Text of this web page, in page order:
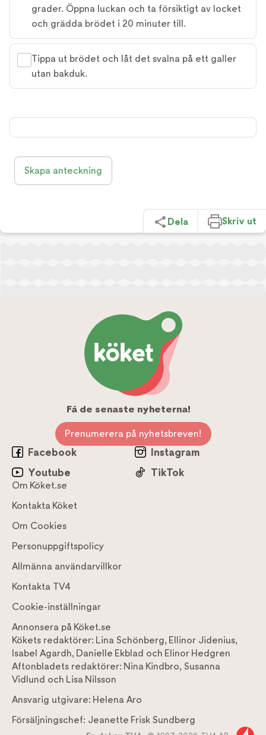
grader. Öppna luckan och ta försiktigt av locket
och grädda brödet i 20 minuter till.
Tippa ut brödet och låt det svalna på ett galler
utan bakduk.
Skapa anteckning
Dela Skriv ut
Få de senaste nyheterna!
Prenumerera på nyhetsbreven!
Facebook
Instagram
Youtube
TikTok
Om Köket.se
Kontakta Köket
Om Cookies
Personuppgiftspolicy
Allmänna användarvillkor
Kontakta TV4
Cookie-inställningar
Annonsera på Köket.se
Kökets redaktörer: Lina Schönberg, Ellinor Jidenius,
Isabel Agardh, Danielle Ekblad och Elinor Hedgren
Aftonbladets redaktörer: Nina Kindbro, Susanna
Vidlund och Lisa Nilsson
Ansvarig utgivare: Helena Aro
Försäljningschef: Jeanette Frisk Sundberg